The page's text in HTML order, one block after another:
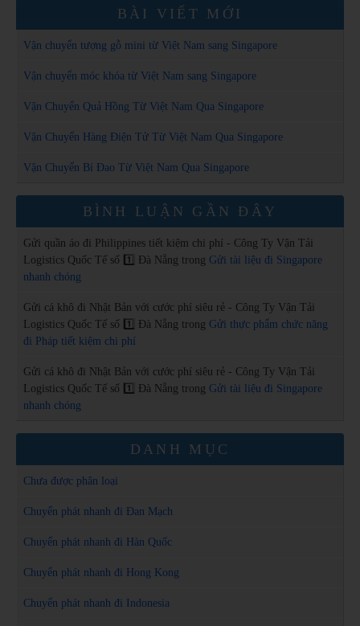
BÀI VIẾT MỚI
Vận chuyển tượng gỗ mini từ Việt Nam sang Singapore
Vận chuyển móc khóa từ Việt Nam sang Singapore
Vận Chuyển Quả Hồng Từ Việt Nam Qua Singapore
Vận Chuyển Hàng Điện Tử Từ Việt Nam Qua Singapore
Vận Chuyển Bí Đao Từ Việt Nam Qua Singapore
BÌNH LUẬN GẦN ĐÂY
Gửi quần áo đi Philippines tiết kiệm chi phí - Công Ty Vận Tải
Logistics Quốc Tế số 1️⃣ Đà Nẵng trong Gửi tài liệu đi Singapore
nhanh chóng
Gửi cá khô đi Nhật Bản với cước phí siêu rẻ - Công Ty Vận Tải
Logistics Quốc Tế số 1️⃣ Đà Nẵng trong Gửi thực phẩm chức năng
đi Pháp tiết kiệm chi phí
Gửi cá khô đi Nhật Bản với cước phí siêu rẻ - Công Ty Vận Tải
Logistics Quốc Tế số 1️⃣ Đà Nẵng trong Gửi tài liệu đi Singapore
nhanh chóng
DANH MỤC
Chưa được phân loại
Chuyển phát nhanh đi Đan Mạch
Chuyển phát nhanh đi Hàn Quốc
Chuyển phát nhanh đi Hong Kong
Chuyển phát nhanh đi Indonesia